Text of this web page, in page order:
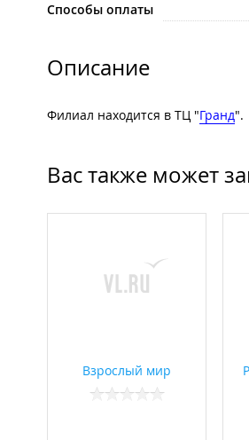
Способы оплаты
Описание
Филиал находится в ТЦ "Гранд".
Вас также может
Взрослый мир